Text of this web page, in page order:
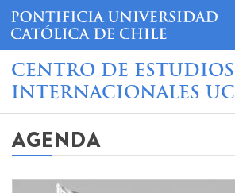
CENTRO DE ESTUDIOS
INTERNACIONALES UC
AGENDA